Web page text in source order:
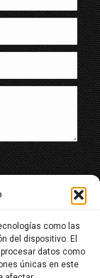
como las
del dispositivo. El
datos como
únicas en este
datos